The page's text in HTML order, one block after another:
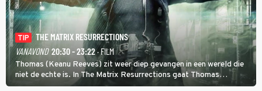
TIP
THE MATRIX RESURRECTIONS
VANAVOND 20:30 - 23:22· FILM
Thomas (Keanu Reeves) zit weer diep gevangen in een wereld die
niet de echte is. In The Matrix Resurrections gaat Thomas
proberen uit deze schijnwereld te ontsnappen.